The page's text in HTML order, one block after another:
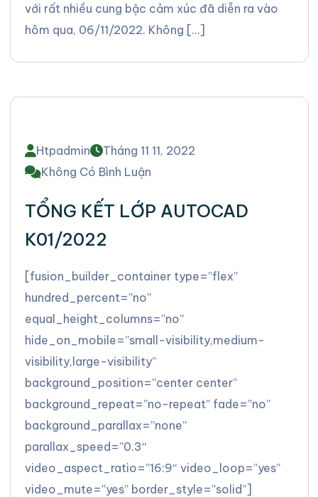
với rất nhiều cung bậc cảm xúc đã diễn ra vào
hôm qua, 06/11/2022. Không […]
Htpadmin
Tháng 11 11, 2022
Không Có Bình Luận
TỔNG KẾT LỚP AUTOCAD
K01/2022
[fusion_builder_container type=”flex”
hundred_percent=”no”
equal_height_columns=”no”
hide_on_mobile=”small-visibility,medium-
visibility,large-visibility”
background_position=”center center”
background_repeat=”no-repeat” fade=”no”
background_parallax=”none”
parallax_speed=”0.3″
video_aspect_ratio=”16:9″ video_loop=”yes”
video_mute=”yes” border_style=”solid”]